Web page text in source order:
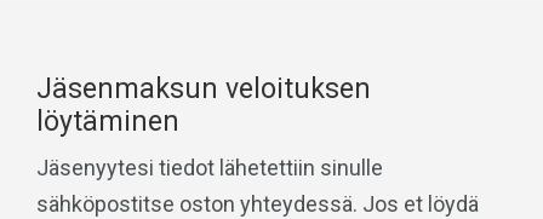
Jäsenmaksun veloituksen
löytäminen
Jäsenyytesi tiedot lähetettiin sinulle
sähköpostitse oston yhteydessä. Jos et löydä